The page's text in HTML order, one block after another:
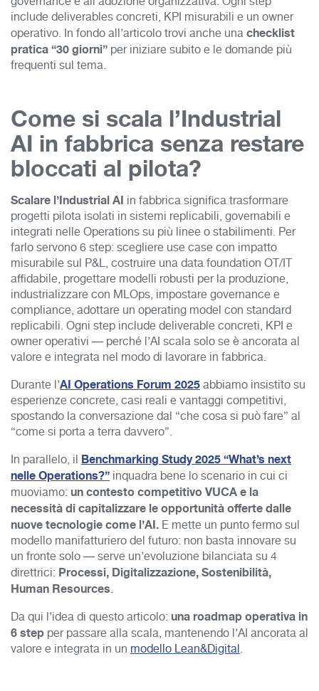
include deliverables concreti, KPI misurabili e un owner
operativo. In fondo all’articolo trovi anche unachecklist
pratica “30 giorni” per iniziare subito e le domande più
frequenti sul tema.
Come si scala l’Industrial
AI in fabbrica senza restare
bloccati al pilota?
Scalare l’Industrial AI in fabbrica significa trasformare
progetti pilota isolati in sistemi replicabili, governabili e
integrati nelle Operations su più linee o stabilimenti. Per
farlo servono 6 step: scegliere use case con impatto
misurabile sul P&L, costruire una data foundation OT/IT
affidabile, progettare modelli robusti per la produzione,
industrializzare con MLOps, impostare governance e
compliance, adottare un operating model con standard
replicabili. Ogni step include deliverable concreti, KPI e
owner operativi — perché l’AI scala solo se è ancorata al
valore e integrata nel modo di lavorare in fabbrica.
Durante l’AI Operations Forum 2025abbiamo insistito su
esperienze concrete, casi reali e vantaggi competitivi,
spostando la conversazione dal “che cosa si può fare” al
“come si porta a terra davvero”.
In parallelo, il Benchmarking Study 2025 “What’s next
nelle Operations?” inquadra bene lo scenario in cui ci
muoviamo: un contesto competitivo VUCA e la
necessità di capitalizzare le opportunità offerte dalle
nuove tecnologie come l’AI. E mette un punto fermo sul
modello manifatturiero del futuro: non basta innovare su
un fronte solo — serve un’evoluzione bilanciata su 4
direttrici: Processi, Digitalizzazione, Sostenibilità,
Human Resources.
Da qui l’idea di questo articolo: una roadmap operativa in
6 step per passare alla scala, mantenendo l’AI ancorata al
valore e integrata in un modello Lean&Digital.